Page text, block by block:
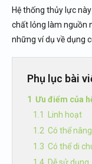
Hệ thống thủy lực
chất lỏng làm nguồn
những ví dụ về dụng
Phụ lục bài
Ưu điểm của
Linh hoạt
Có thể
Có thể di